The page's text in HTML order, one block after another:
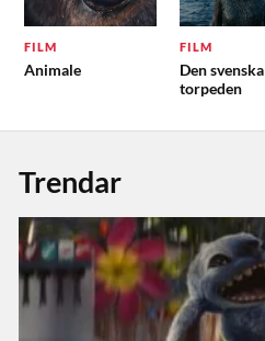
FILM
Animale
FILM
Den svenska
torpeden
Trendar